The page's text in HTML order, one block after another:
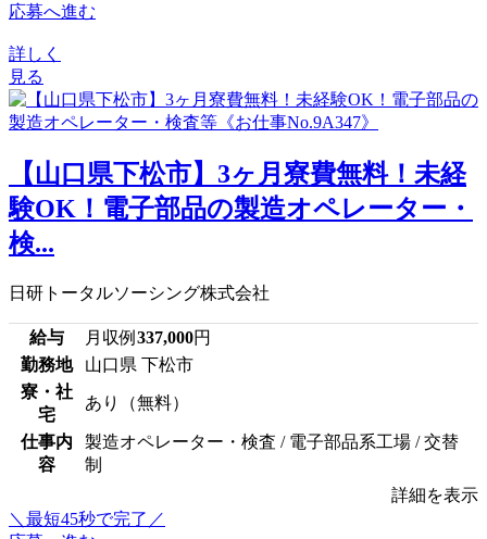
応募へ進む
詳しく
見る
【山口県下松市】3ヶ月寮費無料！未経
験OK！電子部品の製造オペレーター・
検...
日研トータルソーシング株式会社
給与 月収例 337,000円
勤務地
山口県 下松市
寮・社
宅
あり（無料）
仕事内
容
製造オペレーター・検査 / 電子部品系工場 / 交替
制
詳細を表示
＼最短45秒で完了／